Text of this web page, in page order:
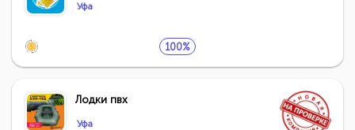
Уфа
100%
Лодки пвх
Уфа